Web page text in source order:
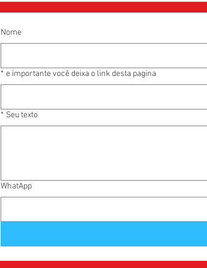
Nome
* e importante você deixa o link desta pagina
* Seu texto
WhatApp